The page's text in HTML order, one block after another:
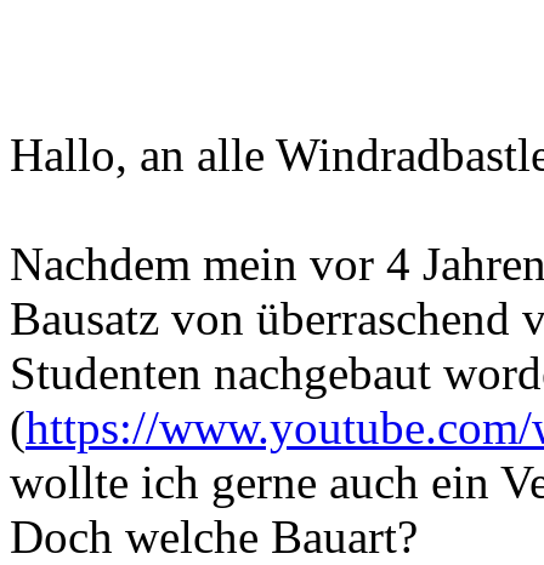
Hallo, an alle
Nachdem mein vor 4
Bausatz von überraschend
Studenten nachgebaut
(https://
wollte ich gerne auch ein
Doch welche Bauart?